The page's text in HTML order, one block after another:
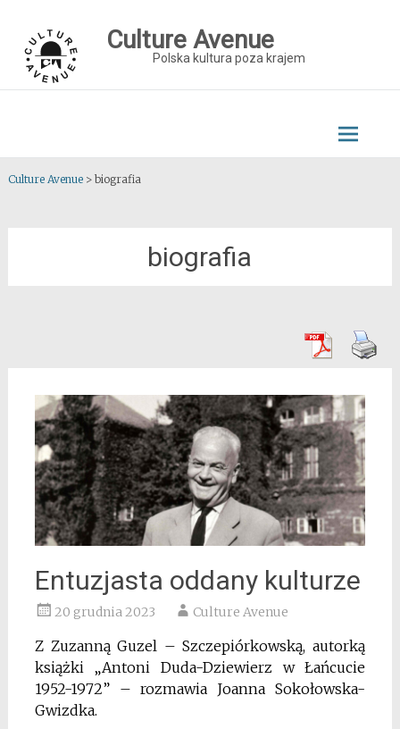
content
Culture Avenue
Polska kultura poza krajem
Culture Avenue> biografia
biografia
Entuzjasta oddany kulturze
20 grudnia 2023 Culture Avenue
Z Zuzanną Guzel – Szczepiórkowską, autorką
książki „Antoni Duda-Dziewierz w Łańcucie
1952-1972” – rozmawia Joanna Sokołowska-
Gwizdka.